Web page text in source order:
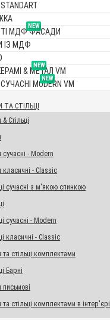
NEW
МДФ ФАСАДИ
ІЗ МДФ
NEW
& МЕТАЛ VM
NEW
MODERN VM
ТА СТІЛЬЦІ
Стільці
сучасні - Modern
класичні - Classic
сучасні з м'якою спинкою
сучасні - Modern
класичні - Classic
та стільці комплектами
Барні
письмові
та стільці комплектами в інтер'єрі